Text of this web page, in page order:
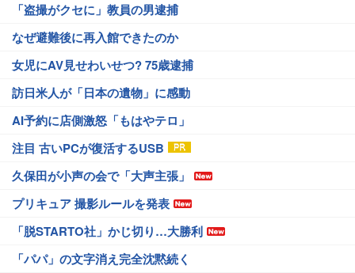
「盗撮がクセに」教員の男逮捕
なぜ避難後に再入館できたのか
女児にAV見せわいせつ? 75歳逮捕
訪日米人が「日本の遺物」に感動
AI予約に店側激怒「もはやテロ」
注目 古いPCが復活するUSB
久保田が小声の会で「大声主張」
プリキュア 撮影ルールを発表
「脱STARTO社」かじ切り…大勝利
「パパ」の文字消え完全沈黙続く